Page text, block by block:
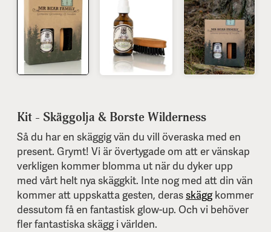
Kit - Skäggolja & Borste Wilderness
Så du har en skäggig vän du vill överaska med en
present. Grymt! Vi är övertygade om att er vänskap
verkligen kommer blomma ut när du dyker upp
med vårt helt nya skäggkit. Inte nog med att din vän
kommer att uppskatta gesten, derasskäggkommer
dessutom få en fantastisk glow-up. Och vi behöver
fler fantastiska skägg i världen.